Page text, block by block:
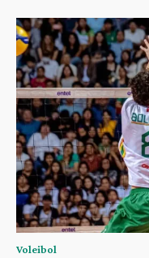
Voleibol